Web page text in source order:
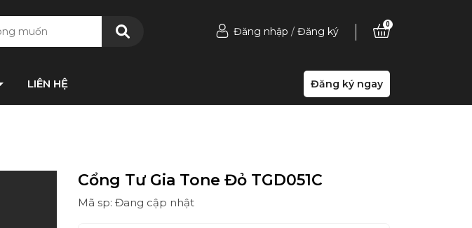
Đăng nhập / Đăng ký
0
LIÊN HỆ Đăng ký ngay
Cổng Tư Gia Tone Đỏ TGD051C
Mã sp: Đang cập nhật